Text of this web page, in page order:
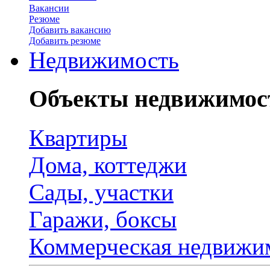
Вакансии
Резюме
Добавить вакансию
Добавить резюме
Недвижимость
Объекты
Квартиры
Дома, коттеджи
Сады, участки
Гаражи, боксы
Коммерческая